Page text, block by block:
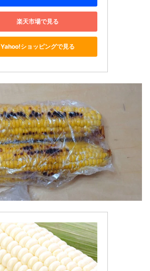
楽天市場で見る
Yahoo!ショッピングで見る